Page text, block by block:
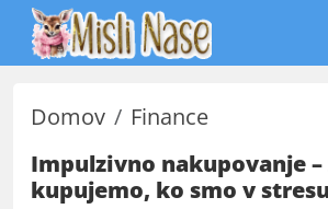
Domov
Finance
Impulzivno nakupovanje –
kupujemo, ko smo v stresu